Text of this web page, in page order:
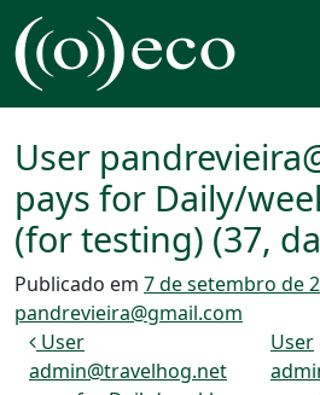
Pular para o conteúdo
Navegação principal
User
pays for Daily/
(for testing) (37,
Publicado em 7 de setembro de
pandrevieira@gmail.com
Navegação de post
User
admin@travelhog.net
User